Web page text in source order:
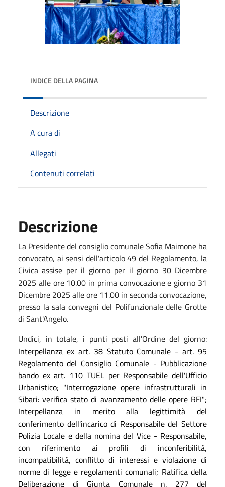
INDICE DELLA PAGINA
Descrizione
A cura di
Allegati
Contenuti correlati
Descrizione
La Presidente del consiglio comunale Sofia Maimone ha
convocato, ai sensi dell'articolo 49 del Regolamento, la
Civica assise per il giorno per il giorno 30 Dicembre
2025 alle ore 10.00 in prima convocazione e giorno 31
Dicembre 2025 alle ore 11.00 in seconda convocazione,
presso la sala convegni del Polifunzionale delle Grotte
di Sant'Angelo.
Undici, in totale, i punti posti all'Ordine del giorno:
Interpellanza ex art. 38 Statuto Comunale - art. 95
Regolamento del Consiglio Comunale - Pubblicazione
bando ex art. 110 TUEL per Responsabile dell'Ufficio
Urbanistico; "Interrogazione opere infrastrutturali in
Sibari: verifica stato di avanzamento delle opere RFI";
Interpellanza in merito alla legittimità del
conferimento dell'incarico di Responsabile del Settore
Polizia Locale e della nomina del Vice - Responsabile,
con riferimento ai profili di inconferibilità,
incompatibilità, conflitto di interessi e violazione di
norme di legge e regolamenti comunali; Ratifica della
Deliberazione di Giunta Comunale n. 277 del